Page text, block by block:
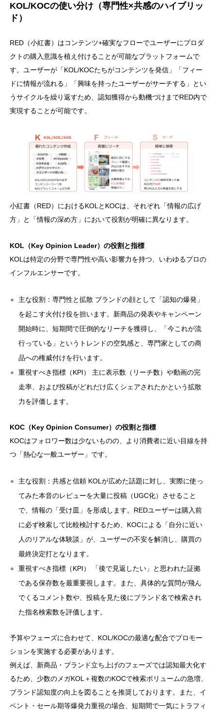
KOL/KOCの使い分け（専門性×共感のハイブリッ
ド）
RED（小紅書）はコンテンツ+確実なフローでユーザーにプロダ
クトの購入意識を植え付けることが可能なプラットフォームで
す。ユーザーが「KOL/KOCたちがコンテンツを発信」「フィー
ドに情報が流れる」「興味を持ったユーザーがサーチする」とい
うサイクルを繰り返すため、認知獲得から動機づけまでRED内で
実現することが可能です。
小紅書（RED）におけるKOLとKOCは、それぞれ「情報の広げ
方」と「情報の深め方」において役割が明確に異なります。
KOL（Key Opinion Leader）の役割と指標
KOLは特定の分野で専門性や高い影響力を持つ、いわゆるプロの
インフルエンサーです。
主な役割：専門性と拡散 ブランドの顔として「認知の爆発」
を起こす火付け役を担います。新商品の発表やキャンペーン
開始時に、短期間で圧倒的なリーチを獲得し、「今これが流
行っている」というトレンドの空気感と、専門家としての商
品への権威付けを行います。
重視すべき指標（KPI） 主に表示数（リーチ数）や動画の完
走率、および投稿がどれだけ広くシェアされたかという拡散
力を評価します。
KOC（Key Opinion Consumer）の役割と指標
KOCはフォロワー数は少ないものの、より消費者に近い目線を持
つ「熱心な一般ユーザー」です。
主な役割：共感と信頼 KOLが広めた話題に対し、実際に使っ
てみた本音のレビューを大量に投稿（UGC化）させること
で、情報の「受け皿」を形成します。REDユーザーは購入前
に必ず検索して比較検討するため、KOCによる「自分に近い
人のリアルな体験談」が、ユーザーの不安を解消し、購買の
最終決定打となります。
重視すべき指標（KPI） 「後で見返したい」と思われた証拠
である保存数を最重要視します。また、具体的な質問が飛ん
でくるコメント数や、投稿を見た後にブランド名で検索され
た指名検索数を評価します。
予算やフェーズに合わせて、KOL/KOCの最適な配合でプロモー
ションを実施する必要があります。
例えば、新商品・ブランド立ち上げのフェーズでは認知最大化す
るため、少数のメガKOL＋複数のKOCで検索ボリュームの急増、
ブランド認知度の向上を図ることを推奨しております。また、イ
ベント・セール期等爆発力重視の場合、短期間で一気にトラフィ